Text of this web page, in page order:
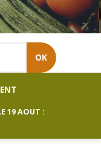
OK
19 AOUT :